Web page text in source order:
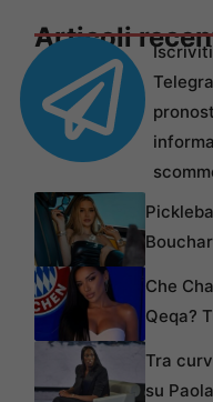
Articoli
Che
Qeqa?
Tra
su